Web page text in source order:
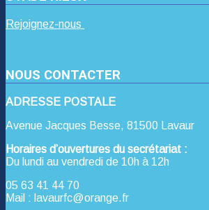
Rejoignez-nous
NOUS CONTACTER
ADRESSE POSTALE
Avenue Jacques Besse, 81500 Lavaur
Horaires d’ouvertures du secrétariat :
Du lundi au vendredi de 10h à 12h
05 63 41 44 70
Mail : lavaurfc@orange.fr